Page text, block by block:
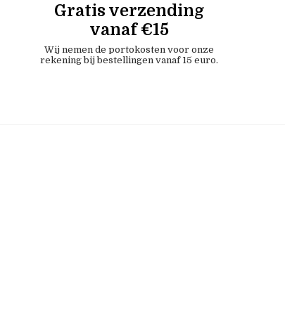
Gratis verzending
vanaf €15
Wij nemen de portokosten voor onze
rekening bij bestellingen vanaf 15 euro.